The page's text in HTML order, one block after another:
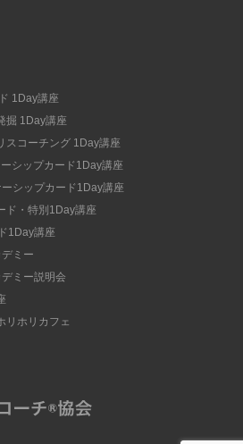
1Day講座
掘 1Day講座
スコーチング 1Day講座
シップカード1Day講座
シップカード1Day講座
ド・特別1Day講座
1Day講座
ミー
ミー説明会
リホリカフェ